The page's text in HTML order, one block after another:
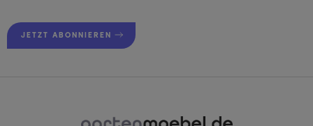
JETZT ABONNIEREN